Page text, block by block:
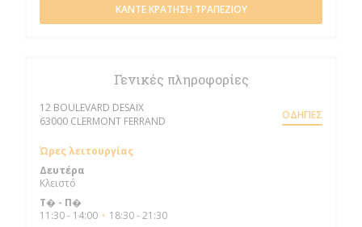
ΚΆΝΤΕ ΚΡΆΤΗΣΗ ΤΡΑΠΕΖΙΟΎ
Γενικές πληροφορίες
12 BOULEVARD DESAIX
63000 CLERMONT FERRAND ((ανοίγει σε νέο παράθυρο))ΟΔΗΓΊΕΣ
Ώρες λειτουργίας
Δευτέρα
Κλειστό
Τ� - Π�
11:30 - 14:00 • 18:30 - 21:30